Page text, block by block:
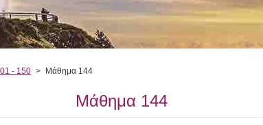
- 150 > Μάθημα 144
Μάθημα 144